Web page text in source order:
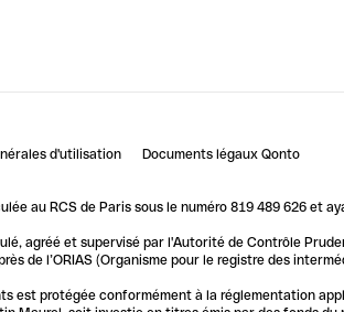
d'utilisation Documents légaux Qonto
au RCS de Paris sous le numéro 819 489 626 et
agréé et supervisé par l'Autorité de Contrôle
de l’ORIAS (Organisme pour le registre des
est protégée conformément à la réglementation